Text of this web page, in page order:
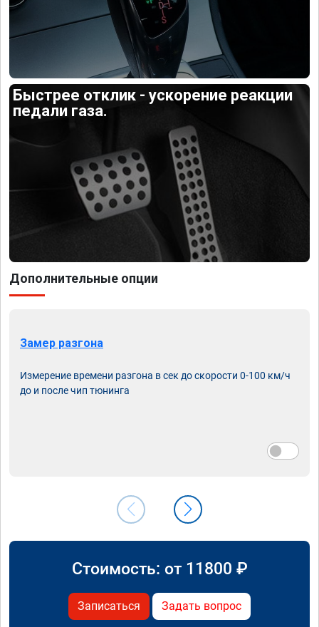
Быстрее отклик - ускорение реакции
педали газа.
Дополнительные опции
Замер разгона
Измерение времени разгона в сек до скорости 0-100 км/ч
до и после чип тюнинга
Стоимость: от 11800 ₽
Записаться Задать вопрос